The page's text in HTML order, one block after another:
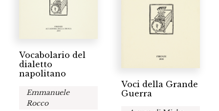
Vocabolario del
dialetto
napolitano
Emmanuele
Rocco
Voci della Grande
Guerra